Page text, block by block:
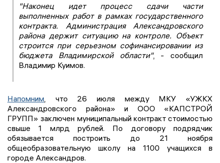
"Наконец идет процесс сдачи части
выполненных работ в рамках государственного
контракта. Администрация Александровского
района держит ситуацию на контроле. Объект
строится при серьезном софинансировании из
бюджета Владимирской области", - сообщил
Владимир Куимов.
Напомним , что 26 июля между МКУ «УЖКХ
Александровского района» и ООО «КАПСТРОЙ
ГРУПП» заключен муниципальный контракт стоимостью
свыше 1 млрд рублей. По договору подрядчик
обязывается построить до 21 ноября
общеобразовательную школу на 1100 учащихся в
городе Александров.